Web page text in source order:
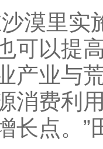
里实施
可以提
产业与
消费利
长点。”